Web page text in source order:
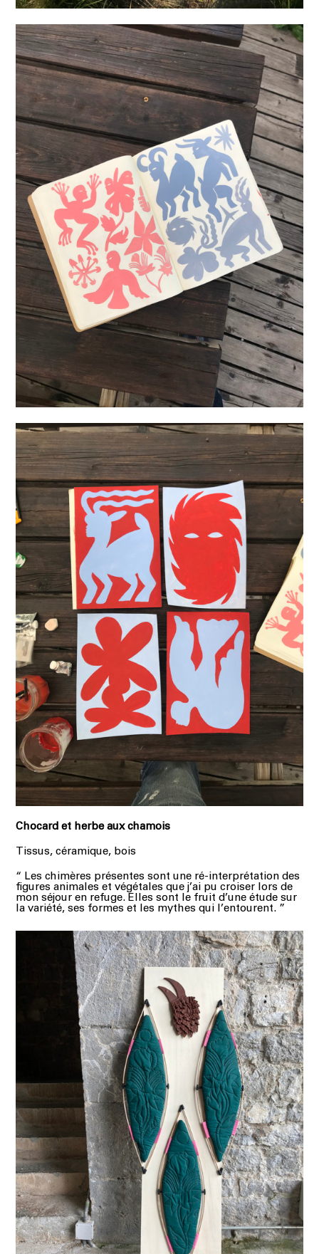
Chocard et herbe aux chamois
Tissus, céramique, bois
“ Les chimères présentes sont une ré-interprétation des
figures animales et végétales que j’ai pu croiser lors de
mon séjour en refuge. Elles sont le fruit d’une étude sur
la variété, ses formes et les mythes qui l’entourent. ”